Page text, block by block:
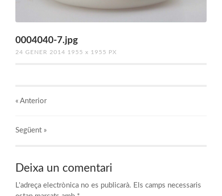
0004040-7.jpg
24 GENER 2014 1955x 1955 PX
« Anterior
Següent »
Deixa un comentari
L'adreça electrònica no es publicarà. Els camps necessaris